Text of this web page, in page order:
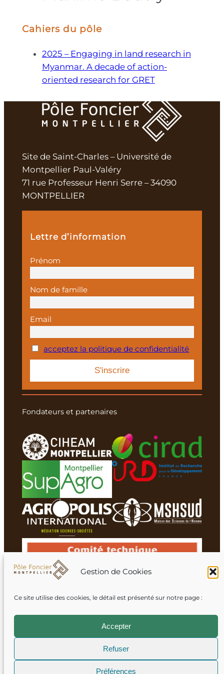
Gestion de Cookies
Ce site utilise des cookies, le détail est présenté sur notre page :
Accepter
Refuser
Préférences
Cahiers du pôle
2025 – Engaging in land research in
Myanmar. A decade of action-
oriented research for GRET
Site de Saint-Charles – Université de
Montpellier Paul-Valéry
71 rue Professeur Henri Serre – 34090
MONTPELLIER
Lettre d’information
Prénom
Nom de famille
Email
acceptez la politique de confidentialité
Fondateurs et partenaires
Membres du réseau